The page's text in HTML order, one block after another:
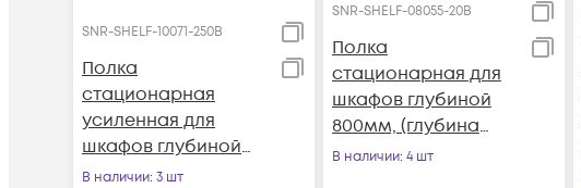
SNR-SHELF-10071-250B
Полка
стационарная
усиленная для
шкафов глубиной
1000мм, (глубина
В наличии: 3 шт
SNR-SHELF-08055-20B
Полка
стационарная для
шкафов глубиной
800мм, (глубина
полки 550мм)
В наличии: 4 шт